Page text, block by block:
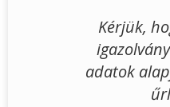
Kérjük,
adatok